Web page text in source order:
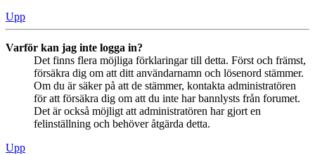
Upp
Varför kan jag inte logga in?
Det finns flera möjliga förklaringar till detta. Först och främst,
försäkra dig om att ditt användarnamn och lösenord stämmer.
Om du är säker på att de stämmer, kontakta administratören
för att försäkra dig om att du inte har bannlysts från forumet.
Det är också möjligt att administratören har gjort en
felinställning och behöver åtgärda detta.
Upp